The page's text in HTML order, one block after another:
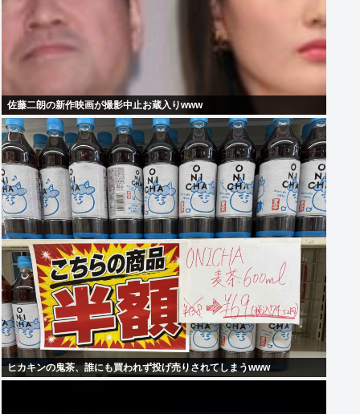
佐藤二朗の新作映画が撮影中止お蔵入りwww
ヒカキンの鬼茶、誰にも買われず投げ売りされてしまうwww